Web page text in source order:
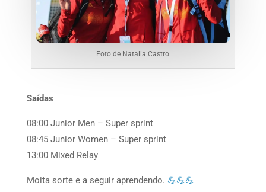
Foto de Natalia Castro
Saídas
08:00 Junior Men – Super sprint
08:45 Junior Women – Super sprint
13:00 Mixed Relay
Moita sorte e a seguir aprendendo. 💪💪💪